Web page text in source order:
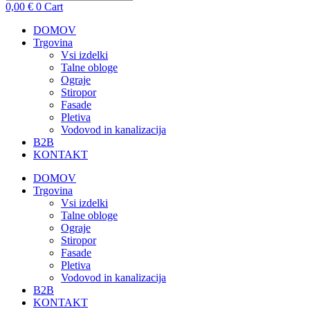
0,00 € 0 Cart
DOMOV
Trgovina
Vsi izdelki
Talne obloge
Ograje
Stiropor
Fasade
Pletiva
Vodovod in kanalizacija
B2B
KONTAKT
DOMOV
Trgovina
Vsi izdelki
Talne obloge
Ograje
Stiropor
Fasade
Pletiva
Vodovod in kanalizacija
B2B
KONTAKT